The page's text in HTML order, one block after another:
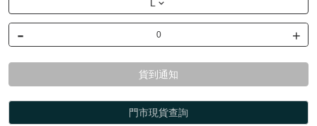
L
- +
貨到通知
門市現貨查詢